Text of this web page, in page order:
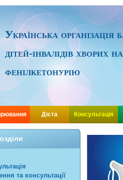
Українська організація
дітей-інвалідів хворих на
фенілкетонурію
Дієта Консультація
та консультації